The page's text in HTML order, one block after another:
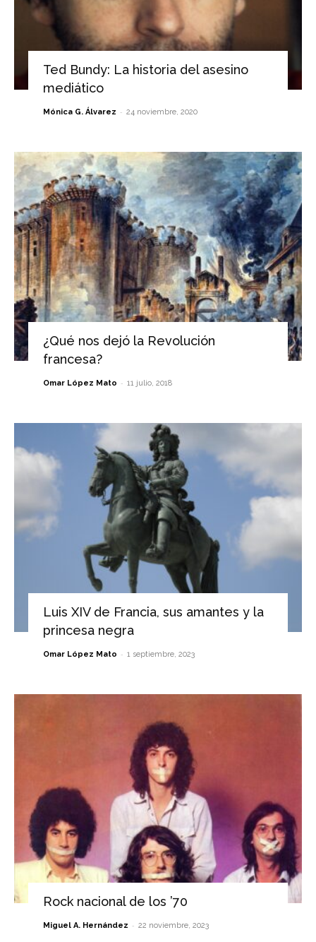
Ted Bundy: La historia del asesino
mediático
Mónica G. Álvarez - 24 noviembre, 2020
¿Qué nos dejó la Revolución
francesa?
Omar López Mato - 11 julio, 2018
Luis XIV de Francia, sus amantes y la
princesa negra
Omar López Mato - 1 septiembre, 2023
Rock nacional de los ’70
Miguel A. Hernández - 22 noviembre, 2023